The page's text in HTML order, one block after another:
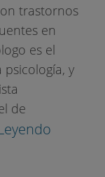
trastornos
en
es el
y
de